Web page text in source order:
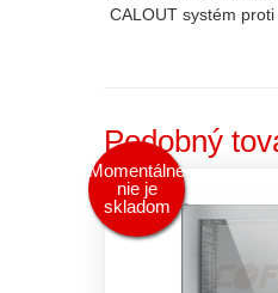
CALOUT systém
Podobný
Momentálne
nie je
skladom